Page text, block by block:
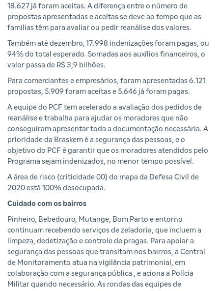
18.627 já foram aceitas. A diferença entre o número de
propostas apresentadas e aceitas se deve ao tempo que as
famílias têm para avaliar ou pedir reanálise dos valores.
Também até dezembro, 17.998 indenizações foram pagas, ou
94% do total esperado. Somadas aos auxílios financeiros, o
valor passa de R$ 3,9 bilhões.
Para comerciantes e empresários, foram apresentadas 6.121
propostas, 5.909 foram aceitas e 5.646 já foram pagas.
A equipe do PCF tem acelerado a avaliação dos pedidos de
reanálise e trabalha para ajudar os moradores que não
conseguiram apresentar toda a documentação necessária. A
prioridade da Braskem é a segurança das pessoas, e o
objetivo do PCF é garantir que os moradores atendidos pelo
Programa sejam indenizados, no menor tempo possível.
A área de risco (criticidade 00) do mapa da Defesa Civil de
2020 está 100% desocupada.
Cuidado com os bairros
Pinheiro, Bebedouro, Mutange, Bom Parto e entorno
continuam recebendo serviços de zeladoria, que incluem a
limpeza, dedetização e controle de pragas. Para apoiar a
segurança das pessoas que transitam nos bairros, a Central
de Monitoramento atua na vigilância patrimonial, em
colaboração com a segurança pública , e aciona a Polícia
Militar quando necessário. As rondas das equipes de